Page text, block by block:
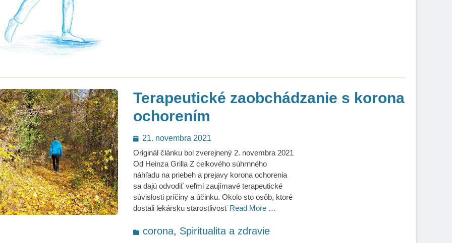
Terapeutické zaobchádzanie s korona
ochorením
Posted
on
21. novembra 2021
Originál článku bol zverejnený 2. novembra 2021
Od Heinza Grilla Z celkového súhrnného
náhľadu na priebeh a prejavy korona ochorenia
sa dajú odvodiť veľmi zaujímavé terapeutické
súvislosti príčiny a účinku. Okolo sto osôb, ktoré
dostali lekársku starostlivosť Read More …
Categories
corona, Spiritualita a zdravie